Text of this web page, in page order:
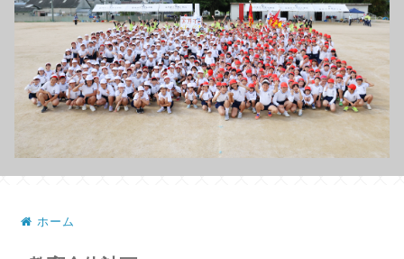
ホーム